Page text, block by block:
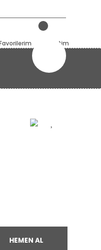
Sepetim
HEMEN AL